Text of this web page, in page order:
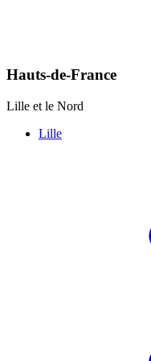
Hauts-de-France
Lille et le Nord
Lille